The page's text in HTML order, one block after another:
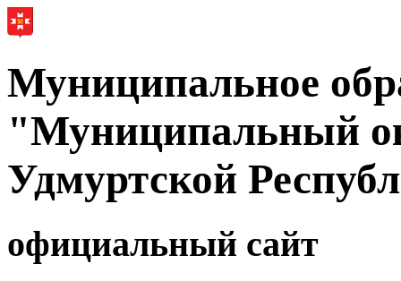
Муниципальное
"Муниципальный
Удмуртской
официальный сайт